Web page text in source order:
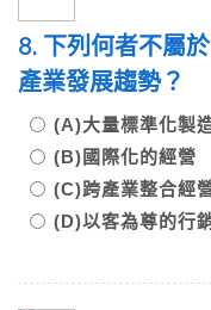
8. 下列何者不屬
產業發展趨勢？
(A)大量標準化製
(B)國際化的經營
(C)跨產業整合經
(D)以客為尊的行